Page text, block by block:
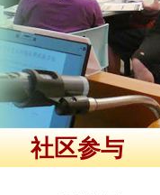
社区参与